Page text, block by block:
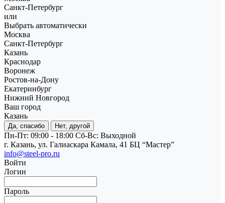
Санкт-Петербург
или
Выбрать автоматически
Москва
Санкт-Петербург
Казань
Краснодар
Воронеж
Ростов-на-Дону
Екатеринбург
Нижний Новгород
Ваш город
Казань
Да, спасибо Нет, другой
Пн-Пт: 09:00 - 18:00 Cб-Вс: Выходной
г. Казань, ул. Галиаскара Камала, 41 БЦ “Мастер”
info@steel-pro.ru
Войти
Логин
Пароль